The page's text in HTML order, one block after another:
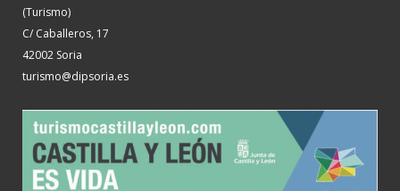
(Turismo)
C/ Caballeros, 17
42002 Soria
turismo@dipsoria.es